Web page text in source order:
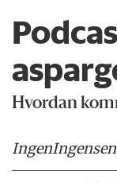
Hvordan
IngenIngensen